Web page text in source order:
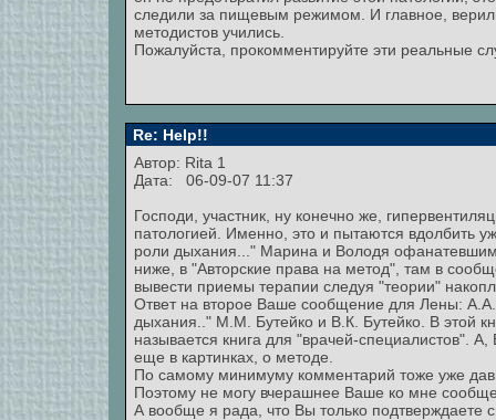
следили за пищевым режимом. И главное,
методистов учились.
Пожалуйста, прокомментируйте эти реальные
Re: Help!!
Автор: Rita 1
Дата: 06-09-07 11:37
Господи, участник, ну конечно же,
патологией. Именно, это и пытаются вдолбить
роли дыхания..." Марина и Володя
ниже, в "Авторские права на метод", там в
вывести приемы терапии следуя "теории"
Ответ на второе Ваше сообщение для Лены:
дыхания.." М.М. Бутейко и В.К. Бутейко. В этой
называется книга для "врачей-специалистов".
еще в картинках, о методе.
По самому минимуму комментарий тоже уже
Поэтому не могу вчерашнее Ваше ко мне
А вообще я рада, что Вы только